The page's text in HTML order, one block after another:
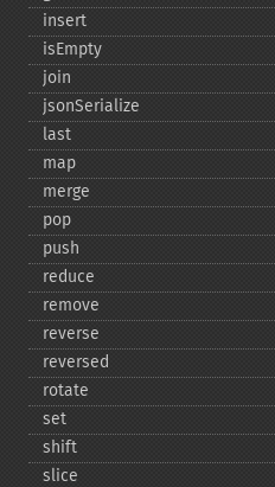
insert
isEmpty
join
jsonSerialize
last
map
merge
pop
push
reduce
remove
reverse
reversed
rotate
set
shift
slice